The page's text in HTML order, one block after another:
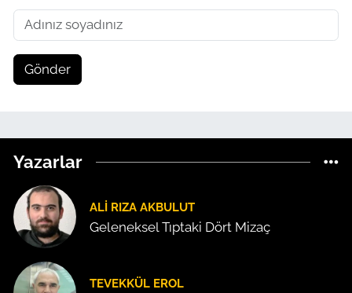
Gönder
Yazarlar
ALI RIZA AKBULUT
Geleneksel Tıptaki Dört Mizaç
TEVEKKÜL EROL